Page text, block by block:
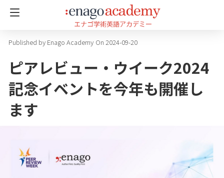
Enago Academy On 2024-09-20
ピアレビュー・ウイーク2024
記念イベントを今年も開催し
ます